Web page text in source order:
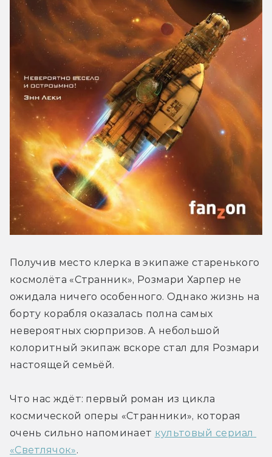
Получив место клерка в экипаже старенького
космолёта «Странник», Розмари Харпер не
ожидала ничего особенного. Однако жизнь на
борту корабля оказалась полна самых
невероятных сюрпризов. А небольшой
колоритный экипаж вскоре стал для Розмари
настоящей семьёй.
Что нас ждёт: первый роман из цикла
космической оперы «Странники», которая
очень сильно напоминает культовый сериал
«Светлячок».